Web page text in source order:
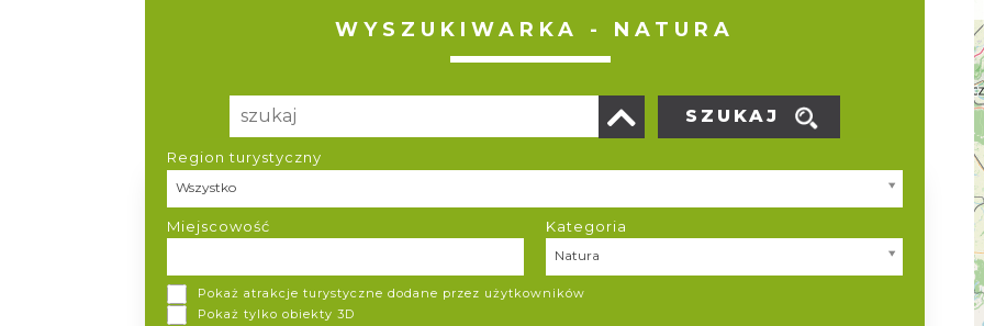
WYSZUKIWARKA - NATURA
Region turystyczny
Wszystko
Region turystyczny
Miejscowość Kategoria
Natura
Kategoria
Pokaż atrakcje turystyczne dodane przez użytkowników
Pokaż tylko obiekty 3D
SZUKAJ